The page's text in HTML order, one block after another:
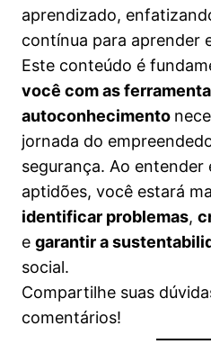
aprendizado,
contínua para aprender
Este conteúdo é
você com as
autoconhecimento
jornada do
segurança. Ao entender
aptidões, você estará
identificar problemas,
e garantir a
social.
Compartilhe suas
comentários!